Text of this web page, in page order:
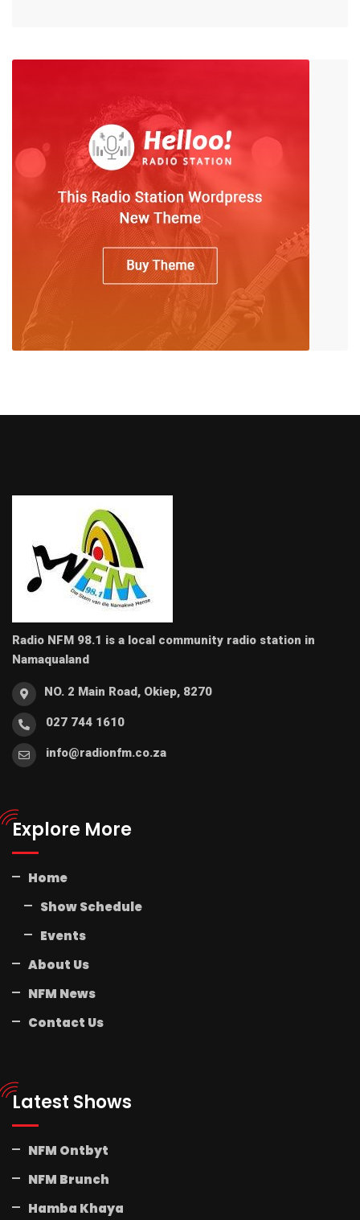
Radio NFM 98.1 is a local community radio station in
Namaqualand
NO. 2 Main Road, Okiep, 8270
027 744 1610
info@radionfm.co.za
Explore More
Home
Show Schedule
Events
About Us
NFM News
Contact Us
Latest Shows
NFM Ontbyt
NFM Brunch
Hamba Khaya